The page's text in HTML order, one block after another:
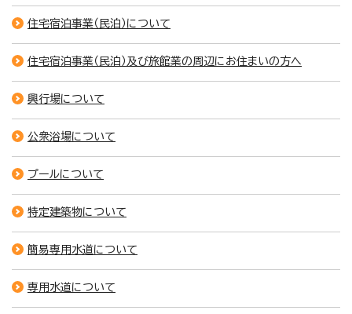
住宅宿泊事業（民泊）について
住宅宿泊事業（民泊）及び旅館業の周辺にお住まいの方へ
興行場について
公衆浴場について
プールについて
特定建築物について
簡易専用水道について
専用水道について